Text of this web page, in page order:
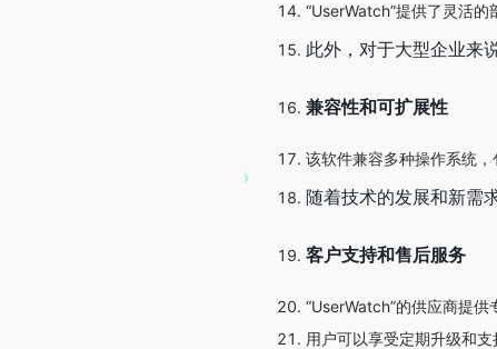
“UserWatch”提供了灵活
此外，对于大型企业来
兼容性和可扩展性
该软件兼容多种操作系统
随着技术的发展和新需
客户支持和售后服务
“UserWatch”的供应商提供
用户可以享受定期升级和